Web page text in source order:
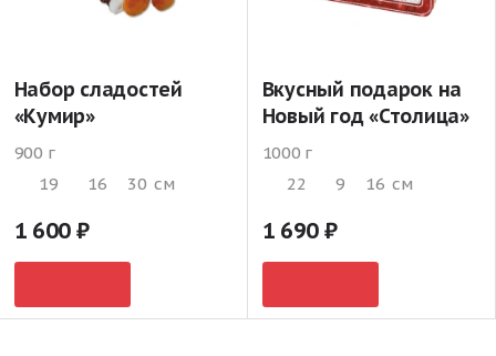
Набор сладостей
«Кумир»
900 г
19
16 30 см
1 600
Вкусный подарок на
Новый год «Столица»
1000 г
22
9 16 см
1 690